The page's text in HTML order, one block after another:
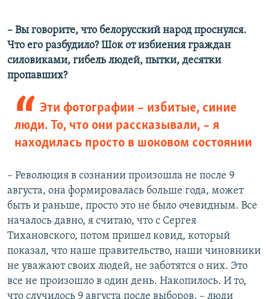
–​ Вы говорите, что белорусский народ проснулся.
Что его разбудило? Шок от избиения граждан
силовиками, гибель людей, пытки, десятки
пропавших?
Эти фотографии – избитые, синие
люди. То, что они рассказывали, – я
находилась просто в шоковом состоянии
– Революция в сознании произошла не после 9
августа, она формировалась больше года, может
быть и раньше, просто это не было очевидным. Все
началось давно, я считаю, что с Сергея
Тихановского, потом пришел ковид, который
показал, что наше правительство, наши чиновники
не уважают своих людей, не заботятся о них. Это
все не произошло в один день. Накопилось. И то,
что случилось 9 августа после выборов, – люди